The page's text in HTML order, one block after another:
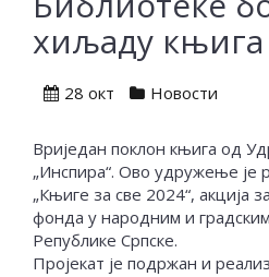
хиљаду књига
28 окт Новости
Вриједан поклон књига од
„Инспира“. Ово удружење је
„Књиге за све 2024“, акција
фонда у народним и
Републике Српске.
Пројекат је подржан и